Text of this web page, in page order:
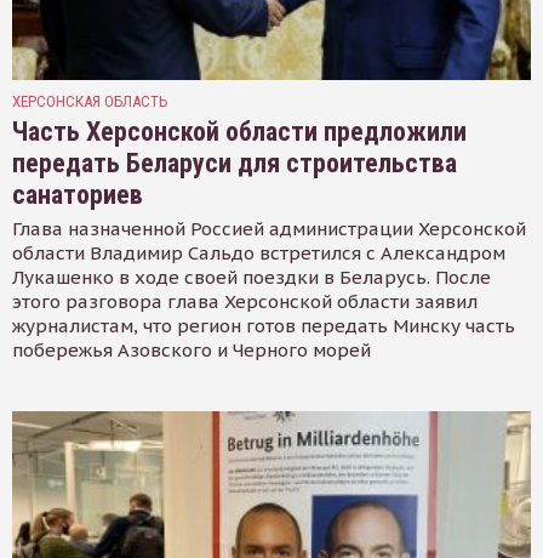
ХЕРСОНСКАЯ ОБЛАСТЬ
Часть Херсонской области предложили
передать Беларуси для строительства
санаториев
Глава назначенной Россией администрации Херсонской
области Владимир Сальдо встретился с Александром
Лукашенко в ходе своей поездки в Беларусь. После
этого разговора глава Херсонской области заявил
журналистам, что регион готов передать Минску часть
побережья Азовского и Черного морей